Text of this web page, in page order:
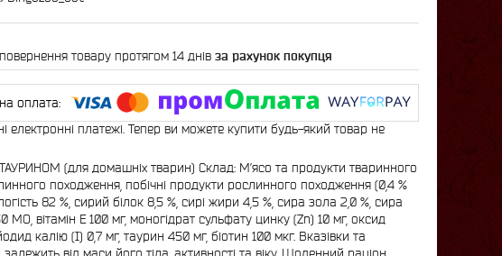
повернення товару протягом 14 днів за рахунок покупця
електронні платежі. Тепер ви можете купити будь-який товар не
(для домашніх тварин) Склад: М’ясо та продукти тваринного
походження, побічні продукти рослинного походження (0,4 %
82 %, сирий білок 8,5 %, сирі жири 4,5 %, сира зола 2,0 %, сира
МО, вітамін Е 100 мг, моногідрат сульфату цинку (Zn) 10 мг, оксид
калію (I) 0,7 мг, таурин 450 мг, біотин 100 мкг. Вказівки та